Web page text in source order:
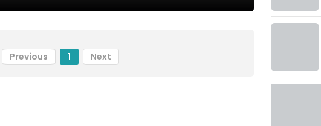
Previous 1 Next